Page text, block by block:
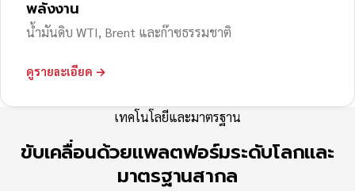
พลังงาน
น้ำมันดิบ WTI, Brent และก๊าซธรรมชาติ
ดูรายละเอียด →
เทคโนโลยีและมาตรฐาน
ขับเคลื่อนด้วยแพลตฟอร์มระดับโลกและ
มาตรฐานสากล